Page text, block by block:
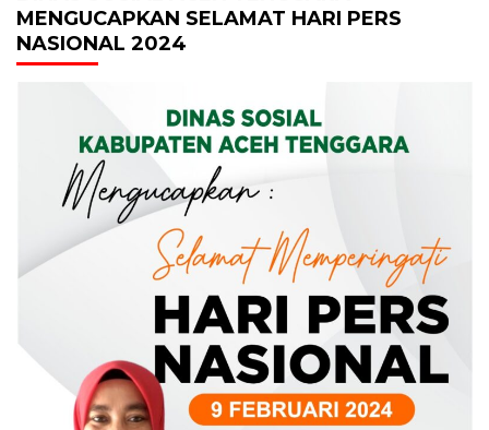
MENGUCAPKAN SELAMAT HARI PERS
NASIONAL 2024